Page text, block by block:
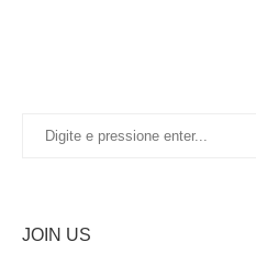
JOIN US